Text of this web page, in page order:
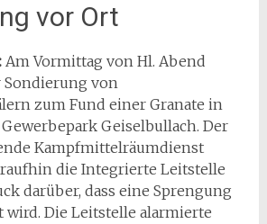
vor Ort
Am Vormittag von Hl. Abend
Sondierung von
zum Fund einer Granate in
Geiselbullach. Der
Kampfmittelräumdienst
die Integrierte Leitstelle
darüber, dass eine Sprengung
wird. Die Leitstelle alarmierte